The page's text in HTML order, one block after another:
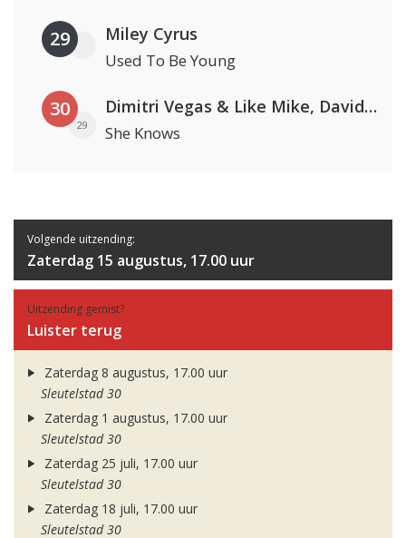
29 Miley Cyrus
Used To Be Young
30
29
Dimitri Vegas & Like Mike, David Guetta & Afro Bros ft. Akon
She Knows
Volgende uitzending:
Zaterdag 15 augustus, 17.00 uur
Uitzending gemist?
Luister terug
Zaterdag 8 augustus, 17.00 uur
Sleutelstad 30
Zaterdag 1 augustus, 17.00 uur
Sleutelstad 30
Zaterdag 25 juli, 17.00 uur
Sleutelstad 30
Zaterdag 18 juli, 17.00 uur
Sleutelstad 30